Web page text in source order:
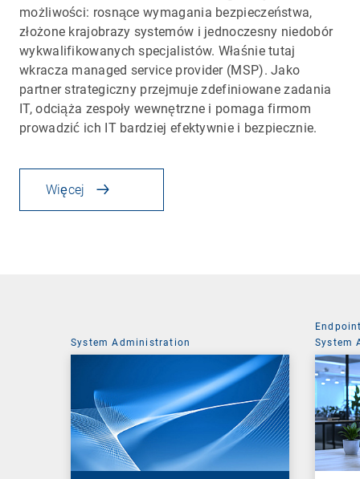
możliwości: rosnące wymagania bezpieczeństwa,
złożone krajobrazy systemów i jednoczesny niedobór
wykwalifikowanych specjalistów. Właśnie tutaj
wkracza managed service provider (MSP). Jako
partner strategiczny przejmuje zdefiniowane zadania
IT, odciąża zespoły wewnętrzne i pomaga firmom
prowadzić ich IT bardziej efektywnie i bezpiecznie.
Więcej
System Administration
System